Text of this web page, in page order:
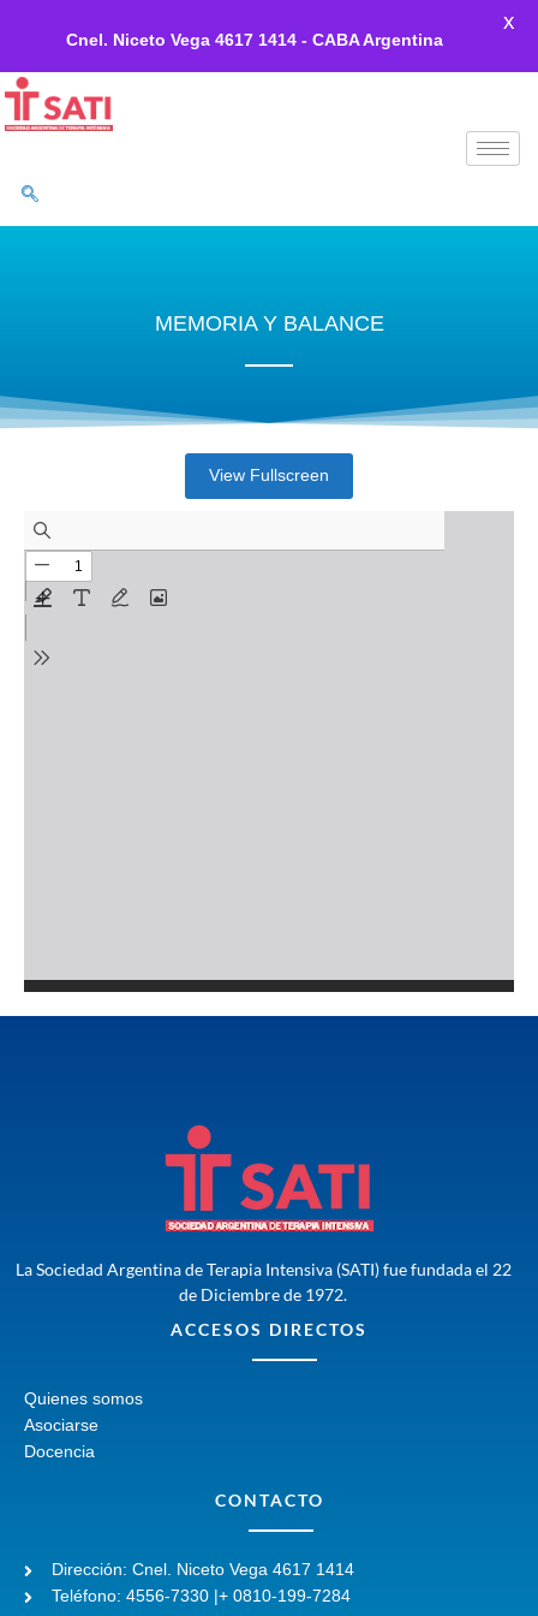
contenido
MEMORIA Y BALANCE
View Fullscreen
La Sociedad Argentina de Terapia Intensiva (SATI) fue fundada el 22
de Diciembre de 1972.
ACCESOS DIRECTOS
Quienes somos
Asociarse
Docencia
CONTACTO
Dirección: Cnel. Niceto Vega 4617 1414
Teléfono: 4556-7330 |+ 0810-199-7284
Cnel. Niceto Vega 4617 1414 - CABA Argentina
X